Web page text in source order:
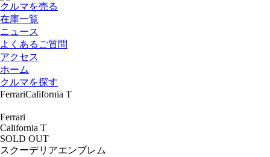
クルマを売る
在庫一覧
ニュース
よくあるご質問
アクセス
ホーム
クルマを探す
FerrariCalifornia T
Ferrari
California T
SOLD OUT
スクーデリアエンブレム